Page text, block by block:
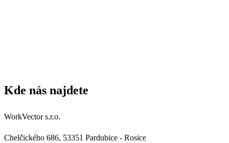
Kde nás najdete
WorkVector s.r.o.
Chelčického 686, 53351 Pardubice - Rosice